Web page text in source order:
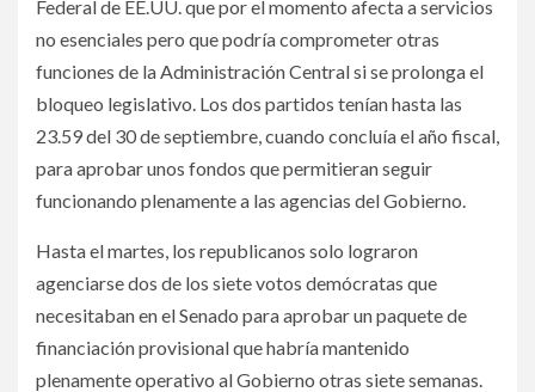
Federal de EE.UU. que por el momento afecta a servicios
no esenciales pero que podría comprometer otras
funciones de la Administración Central si se prolonga el
bloqueo legislativo. Los dos partidos tenían hasta las
23.59 del 30 de septiembre, cuando concluía el año fiscal,
para aprobar unos fondos que permitieran seguir
funcionando plenamente a las agencias del Gobierno.
Hasta el martes, los republicanos solo lograron
agenciarse dos de los siete votos demócratas que
necesitaban en el Senado para aprobar un paquete de
financiación provisional que habría mantenido
plenamente operativo al Gobierno otras siete semanas.